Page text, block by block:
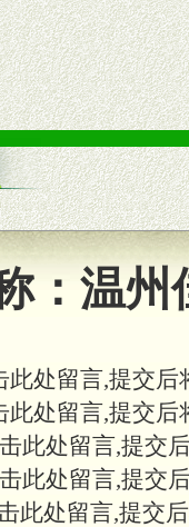
；建立全
；建立区
及宣传彩
知名网站
： 温州
此处留言,提交
此处留言,提交
此处留言,提交
此处留言,提交
此处留言,提交